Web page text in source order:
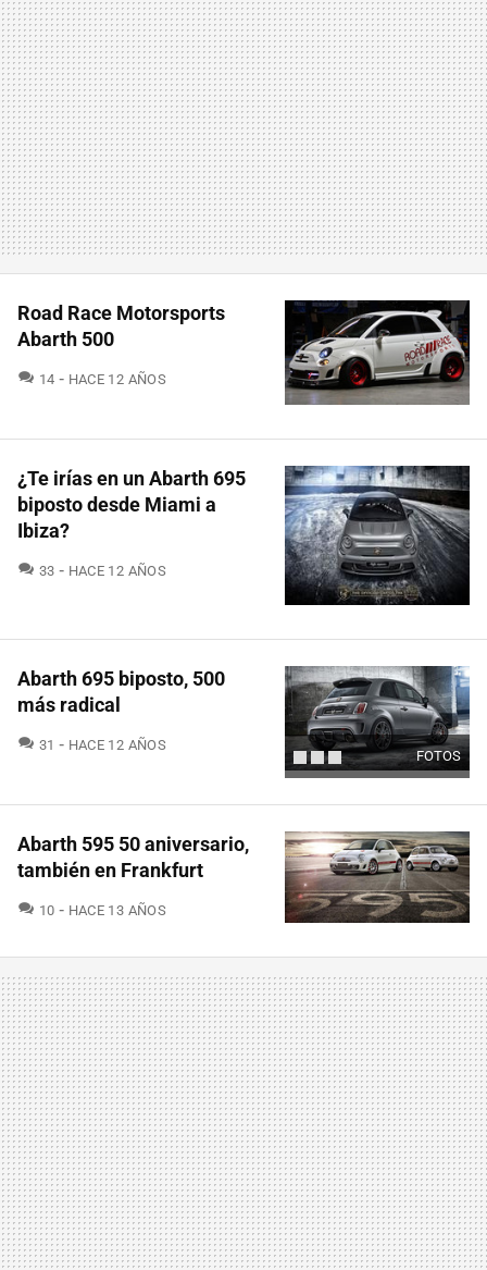
Road Race Motorsports
Abarth 500
14 COMENTARIOS
HACE 12 AÑOS
¿Te irías en un Abarth 695
biposto desde Miami a
Ibiza?
33 COMENTARIOS
HACE 12 AÑOS
FOTOS
Abarth 695 biposto, 500
más radical
31 COMENTARIOS
HACE 12 AÑOS
Abarth 595 50 aniversario,
también en Frankfurt
10 COMENTARIOS
HACE 13 AÑOS